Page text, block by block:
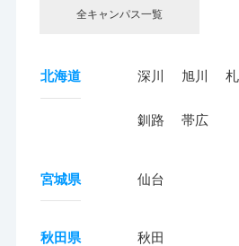
全キャンパス一覧
北海道 深川 旭川
釧路 帯広
宮城県 仙台
秋田県 秋田